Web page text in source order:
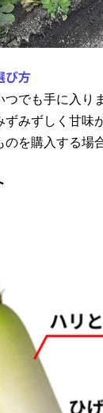
び方
でも手に入り
みずしく甘味
のを購入する場